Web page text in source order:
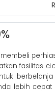
fasilitas
berbelanja
lebih cepat